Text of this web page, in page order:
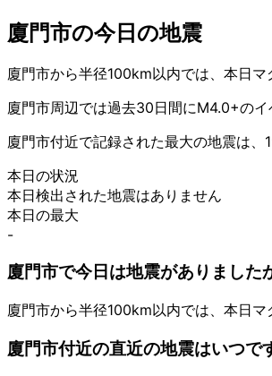
廈門市の今日の地震
廈門市から半径100km以内では、本日
廈門市周辺では過去30日間にM4.0+のイ
廈門市付近で記録された最大の地震は
本日の状況
本日検出された地震はありません
本日の最大
-
廈門市で今日は地震がありました
廈門市から半径100km以内では、本日
廈門市付近の直近の地震はいつで